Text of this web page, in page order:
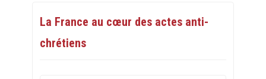
La France au cœur des actes anti-
chrétiens